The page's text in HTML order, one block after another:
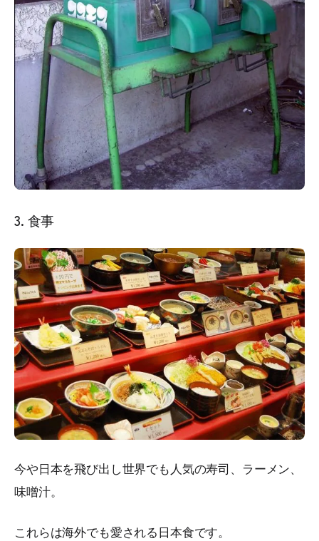
3. 食事
今や日本を飛び出し世界でも人気の寿司、ラーメン、
味噌汁。
これらは海外でも愛される日本食です。